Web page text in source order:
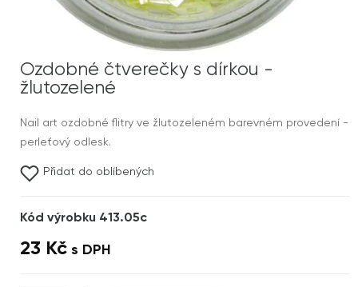
Ozdobné čtverečky s dírkou -
žlutozelené
Nail art ozdobné flitry ve žlutozeleném barevném provedení -
perleťový odlesk.
Přidat do oblíbených
Kód výrobku 413.05c
23 Kč s DPH